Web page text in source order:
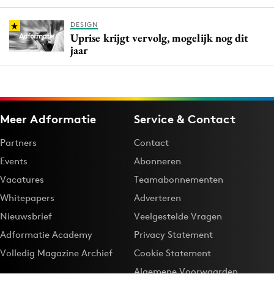
DESIGN
Uprise krijgt vervolg, mogelijk nog dit
jaar
Meer Adformatie
Partners
Events
Vacatures
Whitepapers
Nieuwsbrief
Adformatie Academy
Volledig Magazine Archief
Service & Contact
Contact
Abonneren
Teamabonnementen
Adverteren
Veelgestelde Vragen
Privacy Statement
Cookie Statement
Algemene Voorwaarden